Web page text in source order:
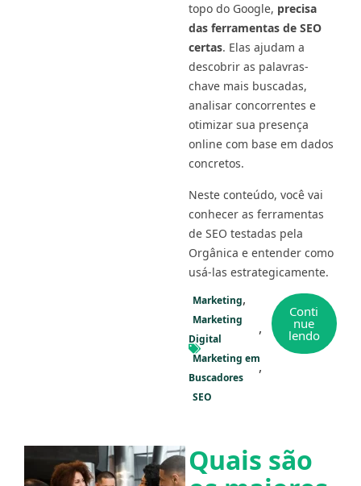
topo do Google, precisa
das ferramentas de SEO
certas. Elas ajudam a
descobrir as palavras-
chave mais buscadas,
analisar concorrentes e
otimizar sua presença
online com base em dados
concretos.
Neste conteúdo, você vai
conhecer as ferramentas
de SEO testadas pela
Orgânica e entender como
usá-las estrategicamente.
Marketing
Marketing
Digital
Marketing em
Buscadores
SEO
Conti
nue
lendo
Quais são